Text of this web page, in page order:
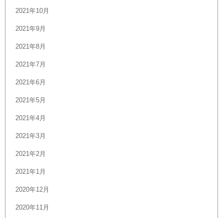
2021年10月
2021年9月
2021年8月
2021年7月
2021年6月
2021年5月
2021年4月
2021年3月
2021年2月
2021年1月
2020年12月
2020年11月